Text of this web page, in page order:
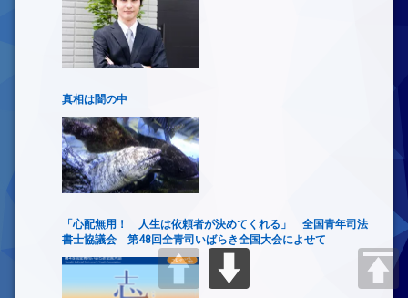
真相は闇の中
「心配無用！ 人生は依頼者が決めてくれる」 全国青年司法
書士協議会 第48回全青司いばらき全国大会によせて